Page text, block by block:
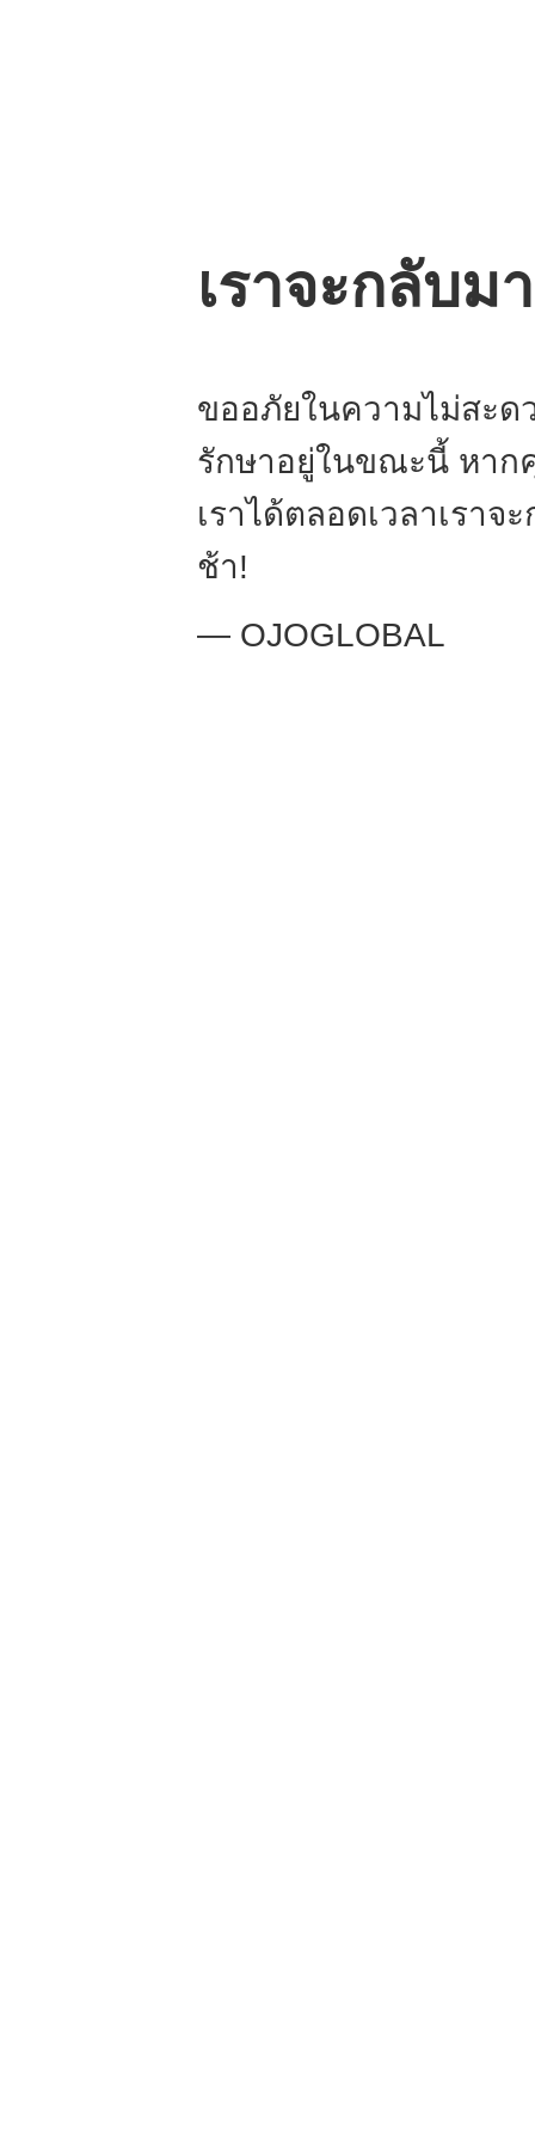
เราจะกลับม
ขออภัยในความไม่สะด
รักษาอยู่ในขณะนี้ หา
เราได้ตลอดเวลาเรา
ช้า!
— OJOGLOBAL